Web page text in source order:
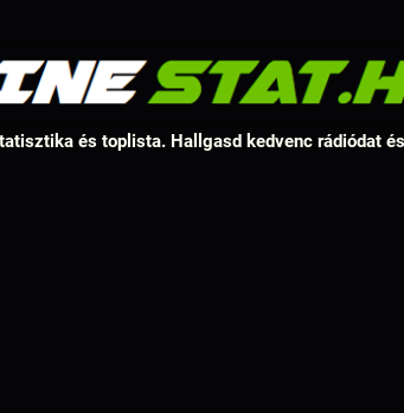
és toplista. Hallgasd kedvenc rádiódat